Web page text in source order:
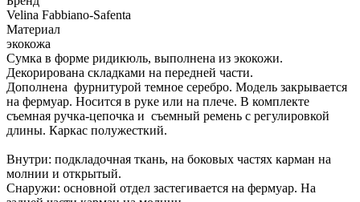
Velina Fabbiano-Safenta
Материал
экокожа
Сумка в форме ридикюль, выполнена из экокожи.
Декорирована складками на передней части.
Дополнена фурнитурой темное серебро. Модель закрывается
на фермуар. Носится в руке или на плече. В комплекте
съемная ручка-цепочка и съемный ремень с регулировкой
длины. Каркас полужесткий.
Внутри: подкладочная ткань, на боковых частях карман на
молнии и открытый.
Снаружи: основной отдел застегивается на фермуар. На